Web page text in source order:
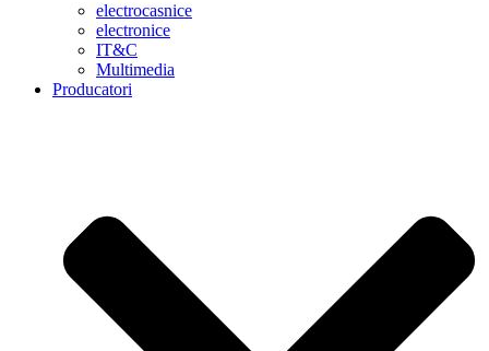
electrocasnice
electronice
IT&C
Multimedia
Producatori